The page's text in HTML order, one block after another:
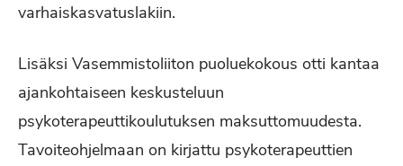
varhaiskasvatuslakiin.
Lisäksi Vasemmistoliiton puoluekokous otti kantaa
ajankohtaiseen keskusteluun
psykoterapeuttikoulutuksen maksuttomuudesta.
Tavoiteohjelmaan on kirjattu psykoterapeuttien